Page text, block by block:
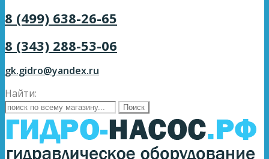
8 (499) 638-26-65
8 (343) 288-53-06
gk.gidro@yandex.ru
Найти: